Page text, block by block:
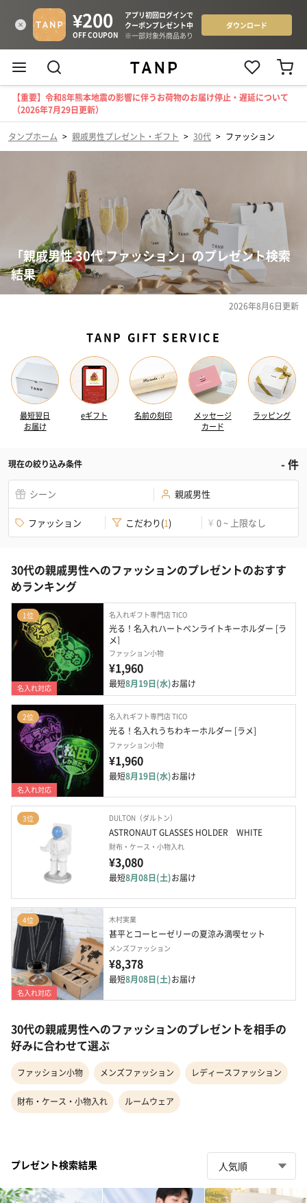
【重要】令和8年熊本地震の影響に伴うお荷物のお届け停止・遅延について
（2026年7月29日更新）
タンプホーム > 親戚男性プレゼント・ギフト > 30代 > ファッション
「親戚男性 30代 ファッション」のプレゼント検索
結果
2026年8月6日更新
TANP GIFT SERVICE
最短翌日
お届け
eギフト 名前の刻印
メッセージ
カード
ラッピング
現在の絞り込み条件 -件
シーン 親戚男性
ファッション こだわり(1) ¥ 0 ~ 上限なし
30代の親戚男性へのファッションのプレゼントのおすす
めランキング
1位
名入れ対応
名入れギフト専門店 TICO
光る！名入れハートペンライトキーホルダー [ラ
メ]
ファッション小物
¥1,960
最短8月19日(水)お届け
2位
名入れ対応
名入れギフト専門店 TICO
光る！名入れうちわキーホルダー [ラメ]
ファッション小物
¥1,960
最短8月19日(水)お届け
3位 DULTON（ダルトン）
ASTRONAUT GLASSES HOLDER　WHITE
財布・ケース・小物入れ
¥3,080
最短8月08日(土)お届け
4位
名入れ対応
木村実業
甚平とコーヒーゼリーの夏涼み満喫セット
メンズファッション
¥8,378
最短8月08日(土)お届け
30代の親戚男性へのファッションのプレゼントを相手の
好みに合わせて選ぶ
ファッション小物 メンズファッション レディースファッション
財布・ケース・小物入れ ルームウェア
プレゼント検索結果